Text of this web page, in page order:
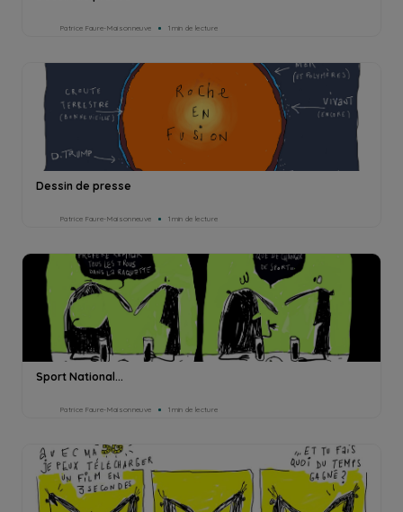
Patrice Faure-Maisonneuve 1min de lecture
Dessin de presse
Patrice Faure-Maisonneuve 1min de lecture
Sport National...
Patrice Faure-Maisonneuve 1min de lecture